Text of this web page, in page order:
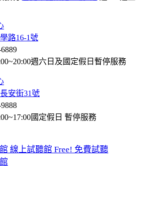
路16-1號
週六日及國定假日暫停服務
安街31號
國定假日 暫停服務
線上試聽館 Free! 免費試聽